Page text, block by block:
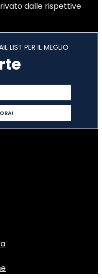
dalle rispettive
LIST PER IL MEGLIO